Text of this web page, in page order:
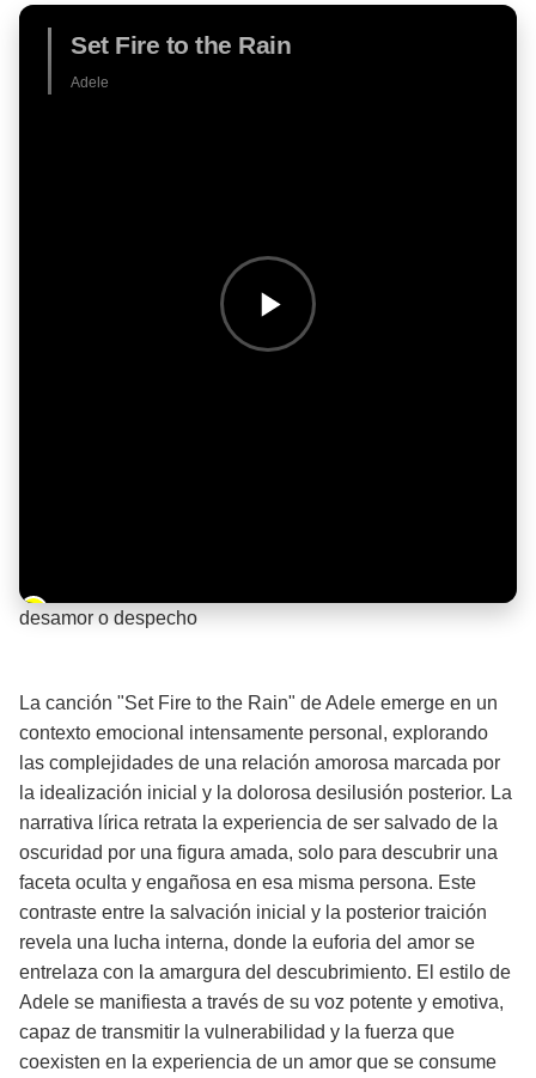
Set Fire to the Rain
Adele
Barra de progreso de la reproducción
desamor o despecho
La canción "Set Fire to the Rain" de Adele emerge en un
contexto emocional intensamente personal, explorando
las complejidades de una relación amorosa marcada por
la idealización inicial y la dolorosa desilusión posterior. La
narrativa lírica retrata la experiencia de ser salvado de la
oscuridad por una figura amada, solo para descubrir una
faceta oculta y engañosa en esa misma persona. Este
contraste entre la salvación inicial y la posterior traición
revela una lucha interna, donde la euforia del amor se
entrelaza con la amargura del descubrimiento. El estilo de
Adele se manifiesta a través de su voz potente y emotiva,
capaz de transmitir la vulnerabilidad y la fuerza que
coexisten en la experiencia de un amor que se consume